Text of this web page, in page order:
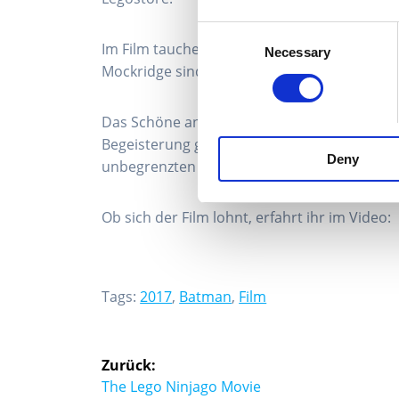
Selection
Necessary
Deny
Im Film tauchen viele bekannte Stimmen
Mockridge sind mit Sicherheit nur die
Das Schöne an The Lego Batman Movie ist
Begeisterung gesorgt hat. Jedes kleinste
unbegrenzten Vorrat an Steinen
Ob sich der Film lohnt, erfahrt ihr im Video:
Tags:2017, Batman, Film
Beitragsnavigation
Zurück:
Vorheriger
The Lego Ninjago Movie